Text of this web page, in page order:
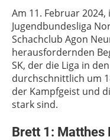
Am 11. Februar
Jugendbundesliga
Schachclub Agon
herausfordernden
SK, der die Liga in
durchschnittlich um
der Kampfgeist und
stark sind.
Brett 1: Matthes